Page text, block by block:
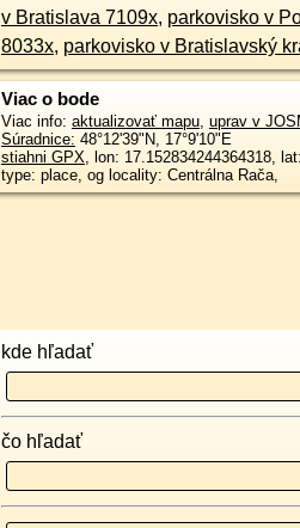
v Bratislava 7109x, parkovisko v
8033x, parkovisko v Bratislavský
Viac o bode
Viac info: aktualizovať mapu, uprav v
Súradnice: 48°12'39"N, 17°9'10"E
stiahni GPX, lon: 17.152834244364318,
type: place, og locality: Centrálna Rača,
kde hľadať
čo hľadať